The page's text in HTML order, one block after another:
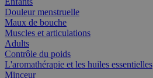
Douleur menstruelle
Maux de bouche
Muscles et articulations
Adults
Contrôle du poids
L'aromathérapie et les huiles essentielles
Minceur